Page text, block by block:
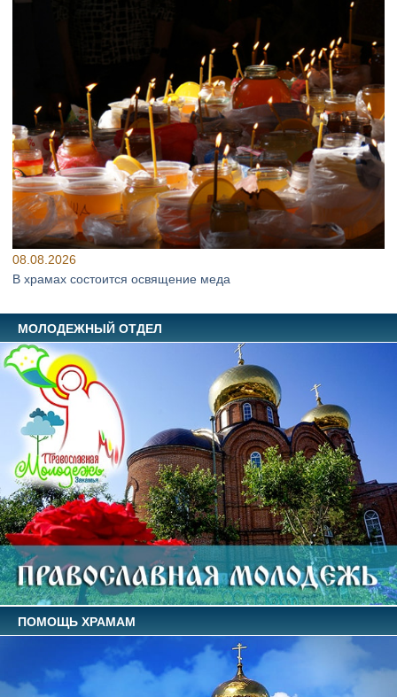
08.08.2026
В храмах состоится освящение меда
МОЛОДЕЖНЫЙ ОТДЕЛ
ПОМОЩЬ ХРАМАМ